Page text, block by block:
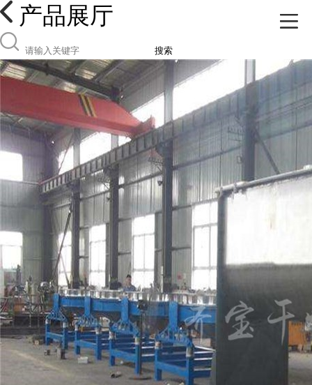
产品展厅
搜索